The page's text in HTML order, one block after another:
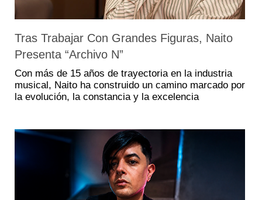
Tras Trabajar Con Grandes Figuras, Naito
Presenta “Archivo N”
Con más de 15 años de trayectoria en la industria
musical, Naito ha construido un camino marcado por
la evolución, la constancia y la excelencia